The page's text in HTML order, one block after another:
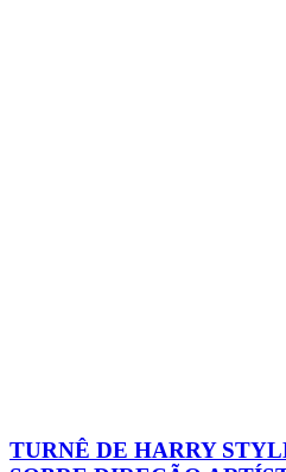
TURNÊ DE HARRY